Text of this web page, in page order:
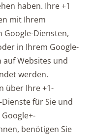
haben. Ihre +1
mit Ihrem
Google-Diensten,
in Ihrem Google-
Websites und
werden.
über Ihre +1-
für Sie und
benötigen Sie